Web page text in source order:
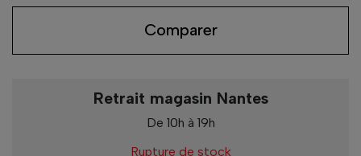
Comparer
Retrait magasin Nantes
De 10h à 19h
Rupture de stock